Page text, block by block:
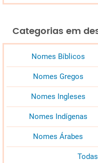
Categorias em
Nomes Bíblicos
Nomes Gregos
Nomes Ingleses
Nomes Indígenas
Nomes Árabes